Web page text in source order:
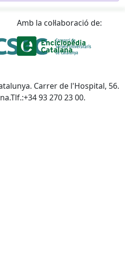
Amb la col·laboració de:
Carrer de l'Hospital, 56.
93 270 23 00.